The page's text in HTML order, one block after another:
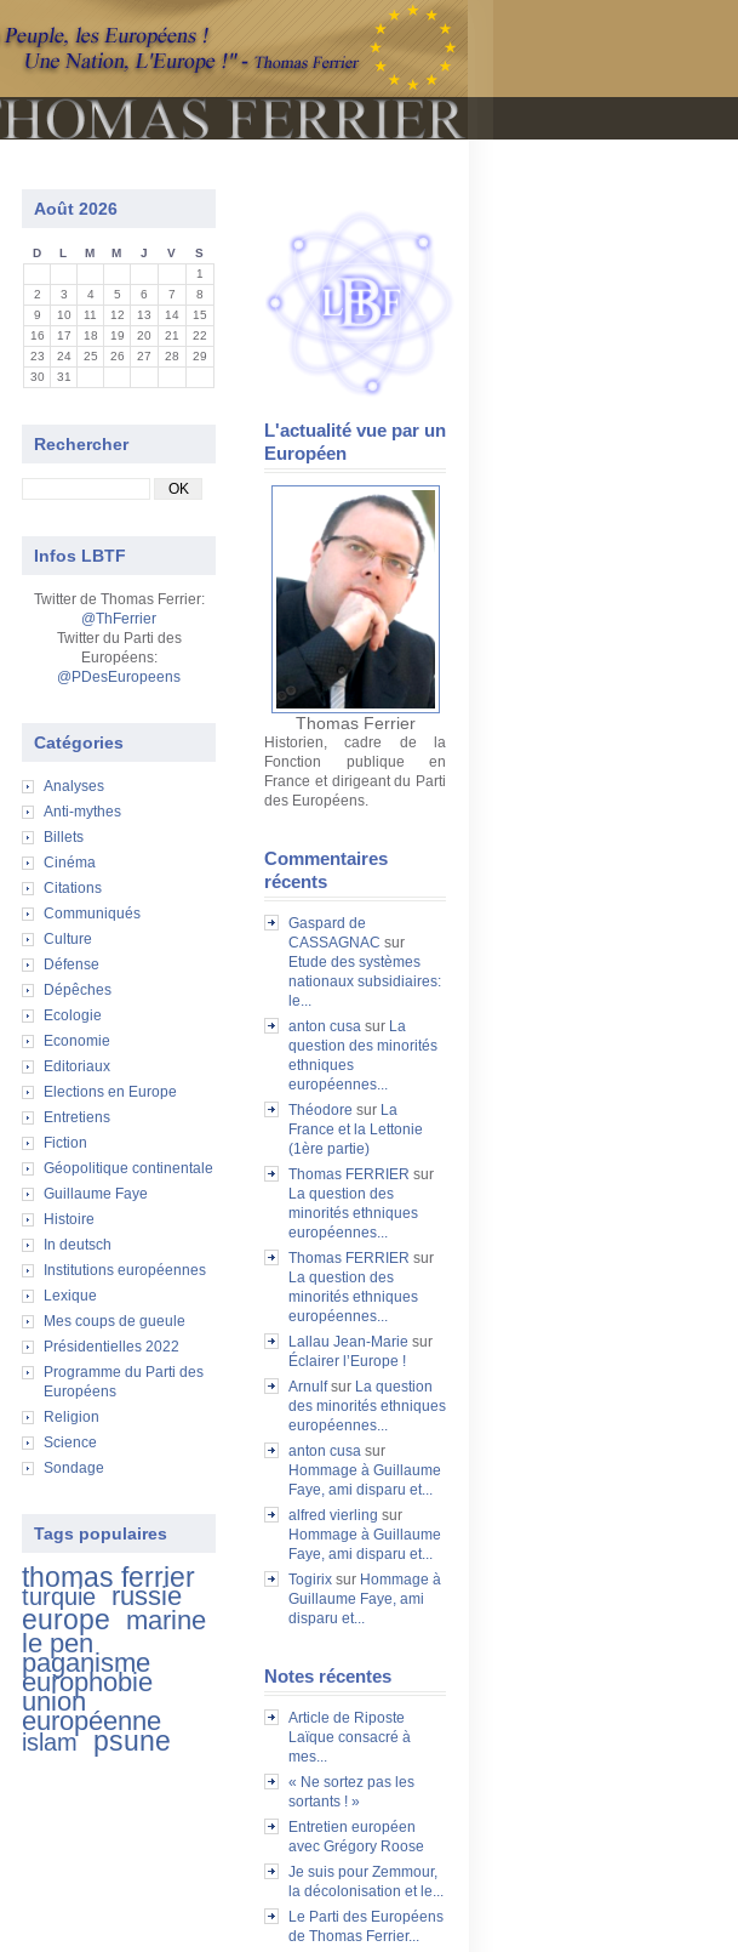
L'actualité vue par un
Européen
Thomas Ferrier
Historien, cadre de la
Fonction publique en
France et dirigeant du Parti
des Européens.
Commentaires
récents
Gaspard de
CASSAGNAC sur
Etude des systèmes
nationaux subsidiaires:
le...
anton cusa sur La
question des minorités
ethniques
européennes...
Théodore sur La
France et la Lettonie
(1ère partie)
Thomas FERRIER sur
La question des
minorités ethniques
européennes...
Thomas FERRIER sur
La question des
minorités ethniques
européennes...
Lallau Jean-Marie sur
Éclairer l’Europe !
Arnulfsur La question
des minorités ethniques
européennes...
anton cusa sur
Hommage à Guillaume
Faye, ami disparu et...
alfred vierling sur
Hommage à Guillaume
Faye, ami disparu et...
Togirix sur Hommage à
Guillaume Faye, ami
disparu et...
Notes récentes
Article de Riposte
Laïque consacré à
mes...
« Ne sortez pas les
sortants ! »
Entretien européen
avec Grégory Roose
Je suis pour Zemmour,
la décolonisation et le...
Le Parti des Européens
de Thomas Ferrier...
Août 2026
D L M M J V
S
1
2
3 4 5 6 7
8
9
10 11 12 13 14
15
16
17 18 19 20 21
22
23
24 25 26 27 28
29
30
31
Rechercher
Infos LBTF
Twitter de Thomas Ferrier:
@ThFerrier
Twitter du Parti des
Européens:
@PDesEuropeens
Catégories
Analyses
Anti-mythes
Billets
Cinéma
Citations
Communiqués
Culture
Défense
Dépêches
Ecologie
Economie
Editoriaux
Elections en Europe
Entretiens
Fiction
Géopolitique continentale
Guillaume Faye
Histoire
In deutsch
Institutions européennes
Lexique
Mes coups de gueule
Présidentielles 2022
Programme du Parti des
Européens
Religion
Science
Sondage
Tags populaires
thomas ferrier
turquie russie
europe marine
le pen
paganisme
europhobie
union
européenne
islam psune